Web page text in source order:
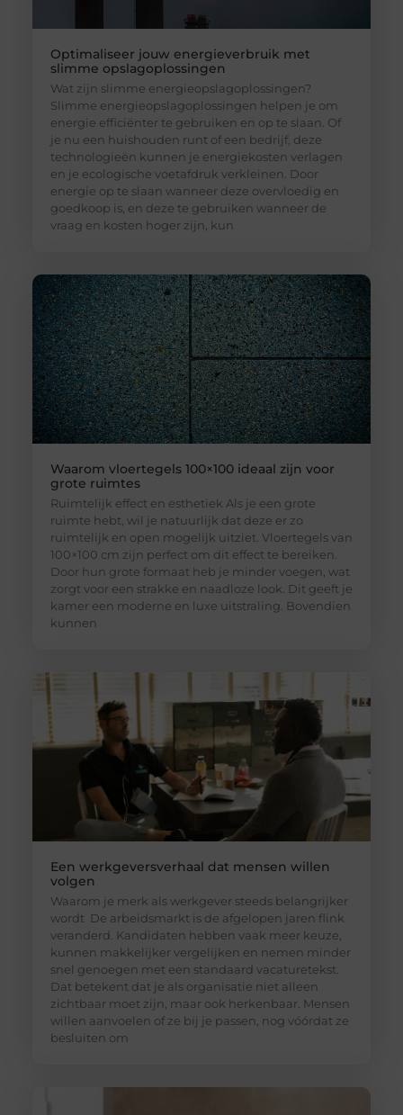
Optimaliseer jouw energieverbruik met
slimme opslagoplossingen
Wat zijn slimme energieopslagoplossingen?
Slimme energieopslagoplossingen helpen je om
energie efficiënter te gebruiken en op te slaan. Of
je nu een huishouden runt of een bedrijf, deze
technologieën kunnen je energiekosten verlagen
en je ecologische voetafdruk verkleinen. Door
energie op te slaan wanneer deze overvloedig en
goedkoop is, en deze te gebruiken wanneer de
vraag en kosten hoger zijn, kun
Waarom vloertegels 100×100 ideaal zijn voor
grote ruimtes
Ruimtelijk effect en esthetiek Als je een grote
ruimte hebt, wil je natuurlijk dat deze er zo
ruimtelijk en open mogelijk uitziet. Vloertegels van
100×100 cm zijn perfect om dit effect te bereiken.
Door hun grote formaat heb je minder voegen, wat
zorgt voor een strakke en naadloze look. Dit geeft je
kamer een moderne en luxe uitstraling. Bovendien
kunnen
Een werkgeversverhaal dat mensen willen
volgen
Waarom je merk als werkgever steeds belangrijker
wordt De arbeidsmarkt is de afgelopen jaren flink
veranderd. Kandidaten hebben vaak meer keuze,
kunnen makkelijker vergelijken en nemen minder
snel genoegen met een standaard vacaturetekst.
Dat betekent dat je als organisatie niet alleen
zichtbaar moet zijn, maar ook herkenbaar. Mensen
willen aanvoelen of ze bij je passen, nog vóórdat ze
besluiten om